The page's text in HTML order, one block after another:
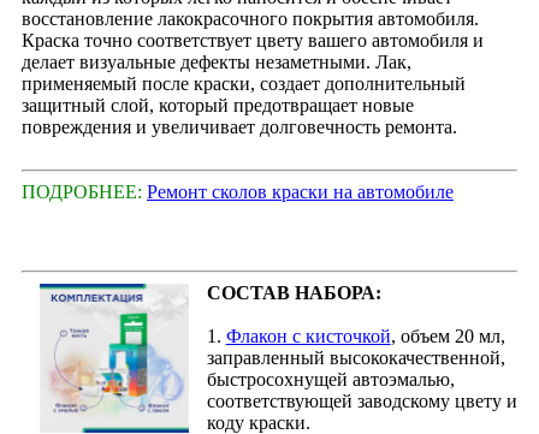
восстановление лакокрасочного покрытия автомобиля.
Краска точно соответствует цвету вашего автомобиля и
делает визуальные дефекты незаметными. Лак,
применяемый после краски, создает дополнительный
защитный слой, который предотвращает новые
повреждения и увеличивает долговечность ремонта.
ПОДРОБНЕЕ: Ремонт сколов краски на автомобиле
СОСТАВ НАБОРА:
1. Флакон с кисточкой, объем 20 мл,
заправленный высококачественной,
быстросохнущей автоэмалью,
соответствующей заводскому цвету и
коду краски.